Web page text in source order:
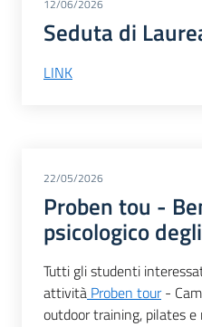
12/06/2026
Seduta di
LINK
22/05/2026
Proben tou -
psicologico
Tutti gli studenti
attività Proben tour-
outdoor training, pilates e